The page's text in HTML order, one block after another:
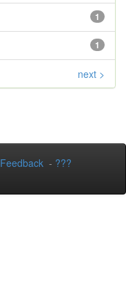
1
1
next >
Feedback - ???